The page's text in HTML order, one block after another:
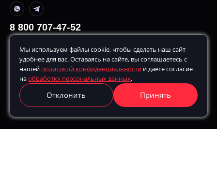
8 800 707-47-52
+7 499 380-70-80
По будням, с 10:00 до
hello@remarketing.bz
г. Москва, ул. Шухова, д. 17, корп. 2, этаж 3, 115162
Получить консультацию
Мы используем файлы cookie, чтобы сделать наш сайт
удобнее для вас. Оставаясь на сайте, вы соглашаетесь с
нашей политикой конфиденциальности и даёте согласие
наобработку персональных данных.
Отклонить Принять